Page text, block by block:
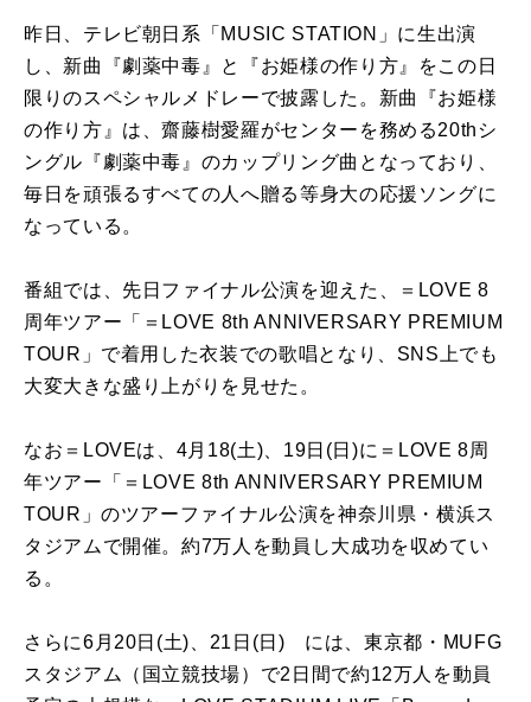
昨日、テレビ朝日系「 MUSIC STATION 」に生出演
し、新曲『劇薬中毒』と『お姫様の作り方』をこの日
限りのスペシャルメドレーで披露した。新曲『お姫様
の作り方』は、齋藤樹愛羅がセンターを務める20thシ
ングル『劇薬中毒』のカップリング曲となっており、
毎日を頑張るすべての人へ贈る等身大の応援ソングに
なっている。
番組では、先日ファイナル公演を迎えた、＝ LOVE 8
周年ツアー「＝ LOVE 8th ANNIVERSARY PREMIUM
TOUR 」で着用した衣装での歌唱となり、 SNS 上でも
大変大きな盛り上がりを見せた。
なお＝ LOVEは、 4月 18(土) 19日 (日)に＝ LOVE 8周
年ツアー「＝ LOVE 8th ANNIVERSARY PREMIUM
TOUR 」のツアーファイナル公演を神奈川県・横浜ス
タジアムで開催。約7万人を動員し大成功を収めてい
る。
さらに6月 20日 (土) 21 日 (日 ) には、東京都・ MUFG
スタジアム（国立競技場）で2 日間で約12万人を動員